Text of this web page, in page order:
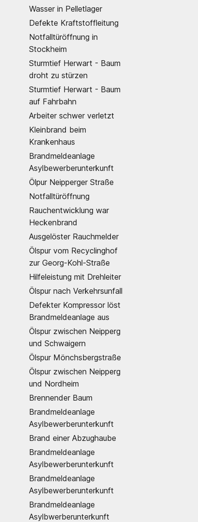
Wasser in Pelletlager
Defekte Kraftstoffleitung
Notfalltüröffnung in
Stockheim
Sturmtief Herwart - Baum
droht zu stürzen
Sturmtief Herwart - Baum
auf Fahrbahn
Arbeiter schwer verletzt
Kleinbrand beim
Krankenhaus
Brandmeldeanlage
Asylbewerberunterkunft
Ölpur Neipperger Straße
Notfalltüröffnung
Rauchentwicklung war
Heckenbrand
Ausgelöster Rauchmelder
Ölspur vom Recyclinghof
zur Georg-Kohl-Straße
Hilfeleistung mit Drehleiter
Ölspur nach Verkehrsunfall
Defekter Kompressor löst
Brandmeldeanlage aus
Ölspur zwischen Neipperg
und Schwaigern
Ölspur Mönchsbergstraße
Ölspur zwischen Neipperg
und Nordheim
Brennender Baum
Brandmeldeanlage
Asylbewerberunterkunft
Brand einer Abzughaube
Brandmeldeanlage
Asylbewerberunterkunft
Brandmeldeanlage
Asylbewerberunterkunft
Brandmeldeanlage
Asylbwerberunterkunft